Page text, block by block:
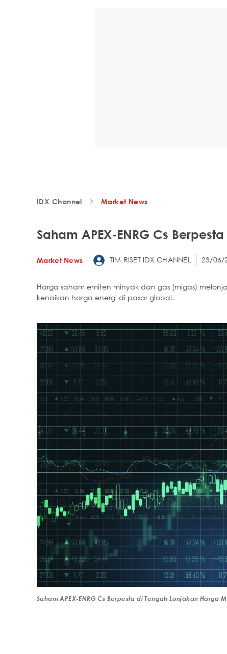
IDX Channel Market News
Saham APEX-ENRG Cs
Market News TIM RISET IDX CHANNEL 23/06/
Harga saham emiten minyak dan gas (migas)
kenaikan harga energi di pasar global.
Saham APEX-ENRG Cs Berpesta di Tengah Lonjakan Harga